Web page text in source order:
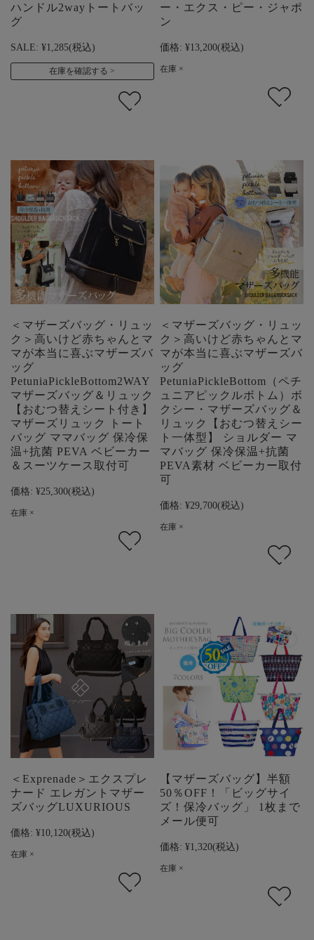
ハンドル2wayトートバッ
グ
SALE: ¥1,285(税込)
在庫を確認する
ー・エクス・ピー・ジャポ
ン
価格: ¥13,200(税込)
在庫 ×
＜マザーズバッグ・リュッ
ク＞高いけど赤ちゃんとマ
マが本当に喜ぶマザーズバ
ッグ
PetuniaPickleBottom2WAY
マザーズバッグ＆リュック
【おむつ替えシート付き】
マザーズリュック トート
バッグ ママバッグ 保冷保
温+抗菌 PEVA ベビーカー
＆スーツケース取付可
価格: ¥25,300(税込)
在庫 ×
＜マザーズバッグ・リュッ
ク＞高いけど赤ちゃんとマ
マが本当に喜ぶマザーズバ
ッグ
PetuniaPickleBottom（ペチ
ュニアピックルボトム）ボ
クシー・マザーズバッグ＆
リュック【おむつ替えシー
ト一体型】 ショルダー マ
マバッグ 保冷保温+抗菌
PEVA素材 ベビーカー取付
可
価格: ¥29,700(税込)
在庫 ×
＜Exprenade＞エクスプレ
ナード エレガントマザー
ズバッグLUXURIOUS
価格: ¥10,120(税込)
在庫 ×
【マザーズバッグ】半額
50％OFF！「ビッグサイ
ズ！保冷バッグ」 1枚まで
メール便可
価格: ¥1,320(税込)
在庫 ×